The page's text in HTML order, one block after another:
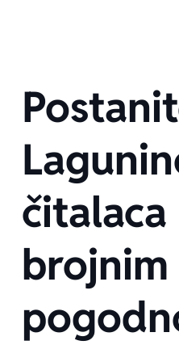
brojnim